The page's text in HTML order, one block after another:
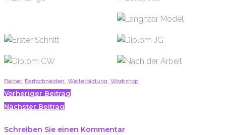
Barber, Bartschneiden Weiterbildung Workshop
Facebook
Twitter
Google+
Beitragsnavigation
Vorheriger Beitrag
Nächster Beitrag
Schreiben Sie einen Kommentar